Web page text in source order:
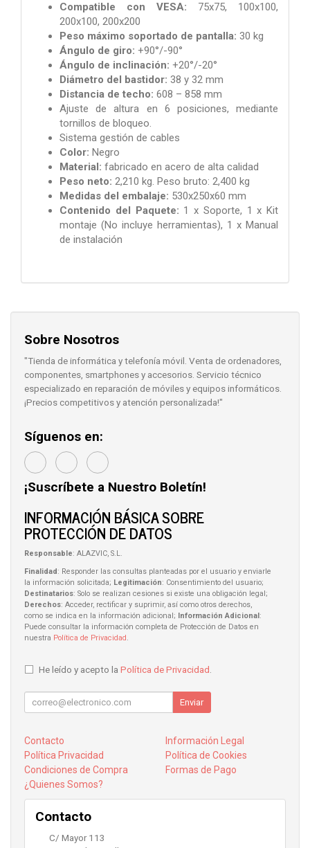
Compatible con VESA: 75x75, 100x100,
200x100, 200x200
Peso máximo soportado de pantalla: 30 kg
Ángulo de giro: +90°/-90°
Ángulo de inclinación: +20°/-20°
Diámetro del bastidor: 38 y 32 mm
Distancia de techo: 608 – 858 mm
Ajuste de altura en 6 posiciones, mediante
tornillos de bloqueo.
Sistema gestión de cables
Color: Negro
Material: fabricado en acero de alta calidad
Peso neto: 2,210 kg. Peso bruto: 2,400 kg
Medidas del embalaje: 530x250x60 mm
Contenido del Paquete: 1 x Soporte, 1 x Kit
montaje (No incluye herramientas), 1 x Manual
de instalación
Sobre Nosotros
"Tienda de informática y telefonía móvil. Venta de ordenadores,
componentes, smartphones y accesorios. Servicio técnico
especializado en reparación de móviles y equipos informáticos.
¡Precios competitivos y atención personalizada!"
Síguenos en:
¡Suscríbete a Nuestro Boletín!
INFORMACIÓN BÁSICA SOBRE
PROTECCIÓN DE DATOS
Responsable: ALAZVIC, S.L.
Finalidad : Responder las consultas planteadas por el usuario y enviarle
la información solicitada; Legitimación: Consentimiento del usuario;
Destinatarios: Solo se realizan cesiones si existe una obligación legal;
Derechos: Acceder, rectificar y suprimir, así como otros derechos,
como se indica en la información adicional;
Información Adicional :
Puede consultar la información completa de Protección de Datos en
nuestra Política de Privacidad .
He leído y acepto la Política de Privacidad
Enviar
Contacto
Información Legal
Política Privacidad
Política de Cookies
Condiciones de Compra
Formas de Pago
¿Quienes Somos?
Contacto
C/ Mayor 113